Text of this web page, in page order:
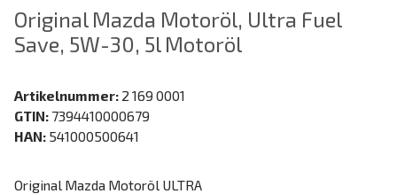
Original Mazda Motoröl, Ultra Fuel
Save, 5W-30, 5l Motoröl
Artikelnummer: 2 169 0001
GTIN: 7394410000679
HAN: 541000500641
Original Mazda Motoröl ULTRA